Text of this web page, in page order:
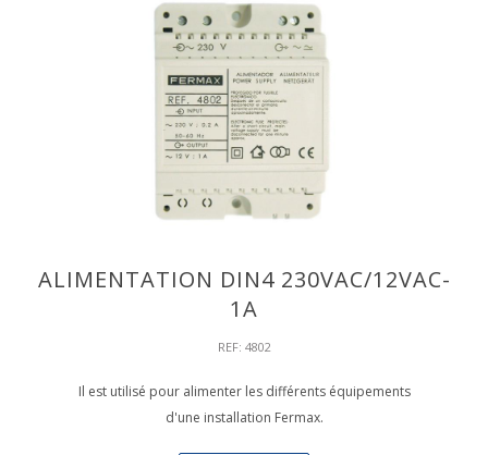
ALIMENTATION DIN4 230VAC/12VAC-
1A
REF: 4802
Il est utilisé pour alimenter les différents équipements
d'une installation Fermax.